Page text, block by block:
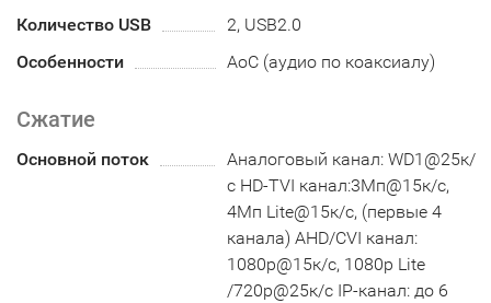
Количество USB
2, USB2.0
Особенности
AoC (аудио по коаксиалу)
Сжатие
Основной поток
Аналоговый канал: WD1@25к/
с HD-TVI канал:3Мп@15к/с,
4Мп Lite@15к/с, (первые 4
канала) AHD/CVI канал:
1080p@15к/с, 1080p Lite
/720p@25к/с IP-канал: до 6